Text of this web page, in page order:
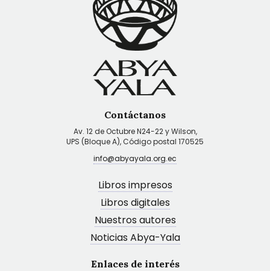
Contáctanos
Av. 12 de Octubre N24-22 y Wilson,
UPS (Bloque A), Código postal 170525
info@abyayala.org.ec
Libros impresos
Libros digitales
Nuestros autores
Noticias Abya-Yala
Enlaces de interés